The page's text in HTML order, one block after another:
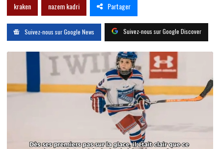
kraken nazem kadri Partager
Suivez-nous sur Google News Suivez-nous sur Google Discover